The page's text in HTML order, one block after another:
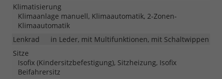
Klimatisierung
Klimaanlage manuell, Klimaautomatik, 2-Zonen-
Klimaautomatik
Lenkrad
in Leder, mit Multifunktionen, mit Schaltwippen
Sitze
Isofix (Kindersitzbefestigung), Sitzheizung, Isofix
Beifahrersitz